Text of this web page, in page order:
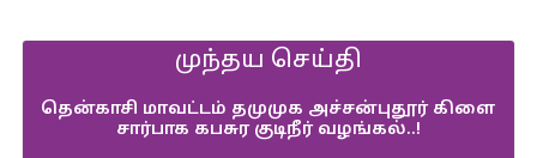
முந்தய செய்தி
தென்காசி மாவட்டம் தமுமுக அச்சன்புதூர் கிளை
சார்பாக கபசுர குடிநீர் வழங்கல்..!